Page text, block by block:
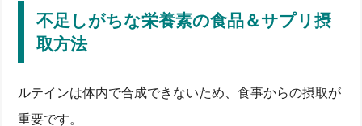
不足しがちな栄養素の食品＆サプリ摂
取方法
ルテインは体内で合成できないため、食事からの摂取が
重要です。